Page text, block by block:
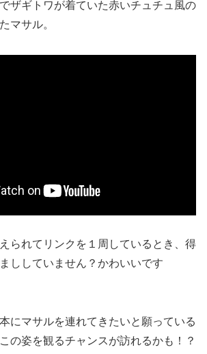
ザギトワが着ていた赤いチュチュ風の
マサル。
られてリンクを１周しているとき、得
ししていません？かわいいです
にマサルを連れてきたいと願っている
の姿を観るチャンスが訪れるかも！？